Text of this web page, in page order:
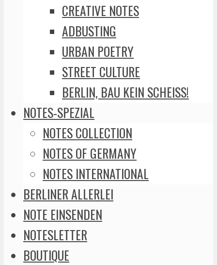
CREATIVE NOTES
ADBUSTING
URBAN POETRY
STREET CULTURE
BERLIN, BAU KEIN SCHEISS!
NOTES-SPEZIAL
NOTES COLLECTION
NOTES OF GERMANY
NOTES INTERNATIONAL
BERLINER ALLERLEI
NOTE EINSENDEN
NOTESLETTER
BOUTIQUE